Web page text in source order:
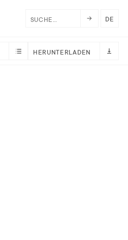
DE
HERUNTERLADEN